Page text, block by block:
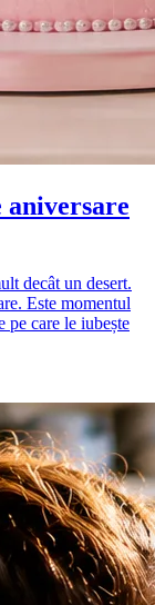
decât un desert.
Este momentul
pe care le iubește